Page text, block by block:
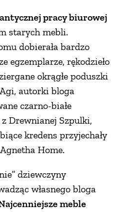
pracy biurowej
starych mebli.
dobierała bardzo
egzemplarze, rękodzieło
okrągłe poduszki
autorki bloga
czarno-białe
Drewnianej Szpulki,
kredens przyjechały
Home.
dziewczyny
własnego bloga
meble